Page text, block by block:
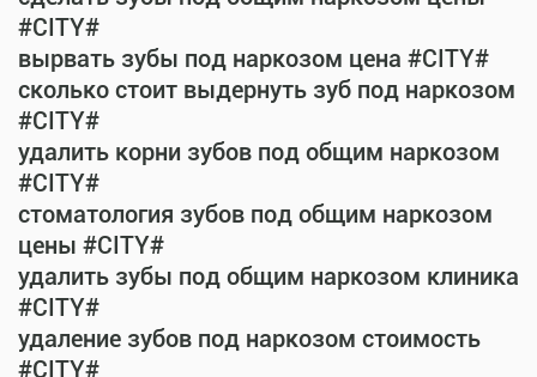
#CITY#
вырвать зубы под наркозом цена #CITY#
сколько стоит выдернуть зуб под наркозом
#CITY#
удалить корни зубов под общим наркозом
#CITY#
стоматология зубов под общим наркозом
цены #CITY#
удалить зубы под общим наркозом клиника
#CITY#
удаление зубов под наркозом стоимость
#CITY#